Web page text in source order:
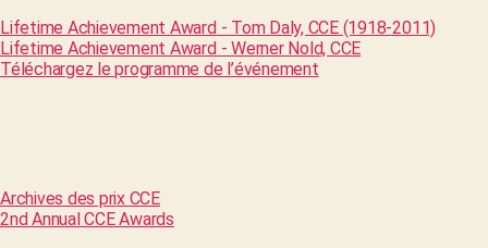
Lifetime Achievement Award - Tom Daly, CCE (1918-2011)
Lifetime Achievement Award - Werner Nold, CCE
Téléchargez le programme de l’événement
Archives des prix CCE
2nd Annual CCE Awards